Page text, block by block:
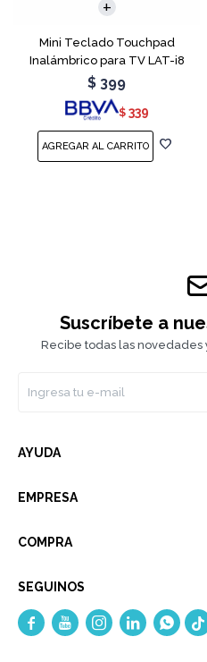
Mini Teclado Touchpad
Inalámbrico para TV LAT-i8
$ 399
$ 339
Suscríbete a
Recibe todas las novedades
AYUDA
EMPRESA
COMPRA
SEGUINOS
    